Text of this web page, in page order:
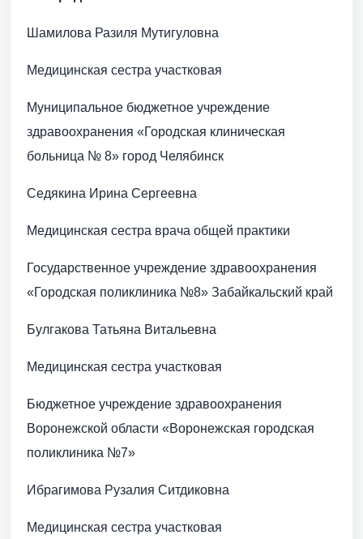
Шамилова Разиля Мутигуловна
Медицинская сестра участковая
Муниципальное бюджетное учреждение
здравоохранения «Городская клиническая
больница № 8» город Челябинск
Седякина Ирина Сергеевна
Медицинская сестра врача общей практики
Государственное учреждение здравоохранения
«Городская поликлиника №8» Забайкальский край
Булгакова Татьяна Витальевна
Медицинская сестра участковая
Бюджетное учреждение здравоохранения
Воронежской области «Воронежская городская
поликлиника №7»
Ибрагимова Рузалия Ситдиковна
Медицинская сестра участковая